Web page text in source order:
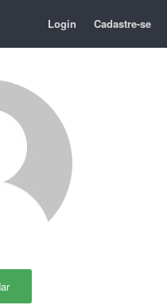
Login Cadastre-se